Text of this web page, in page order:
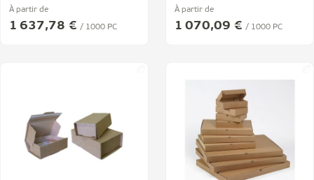
À partir de
1 637,78 € / 1000 PC
À partir de
1 070,09 € / 1000 PC